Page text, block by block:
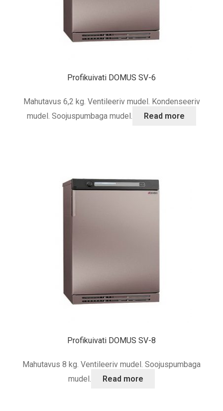
Profikuivati DOMUS SV-6
Mahutavus 6,2 kg. Ventileeriv mudel. Kondenseeriv
mudel. Soojuspumbaga mudel.
Read more
Profikuivati DOMUS SV-8
Mahutavus 8 kg. Ventileeriv mudel. Soojuspumbaga
mudel.
Read more